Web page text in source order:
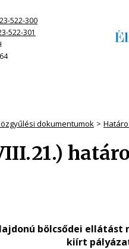
522-300
522-301
dokumentumok
bölcsődei
kiírt